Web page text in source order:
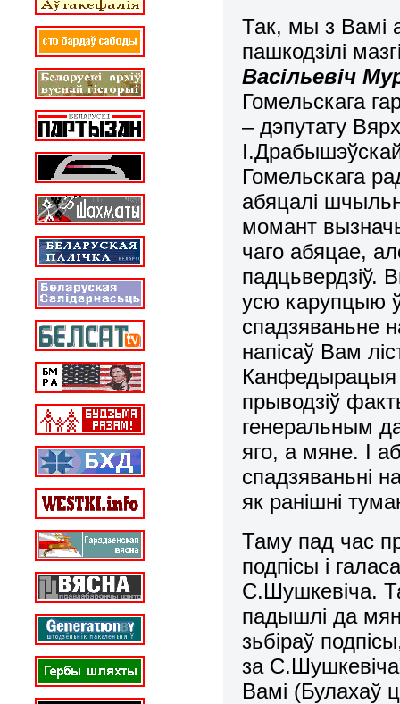
Так, мы з Вамі
пашкодзілі
Васільевіч
Гомельскага
– дэпутату
Гомельскага
абяцалі
момант
чаго абяцае,
падцьвердзіў.
усю карупцыю
спадзяваньне
напісаў Вам
Канфедырацыя
прыводзіў
генеральным
яго, а мяне. І
спадзяваньні
як ранішні
Таму пад час
подпісы і
С.Шушкевіча.
падышлі да
зьбіраў
за
Вамі (Булахаў